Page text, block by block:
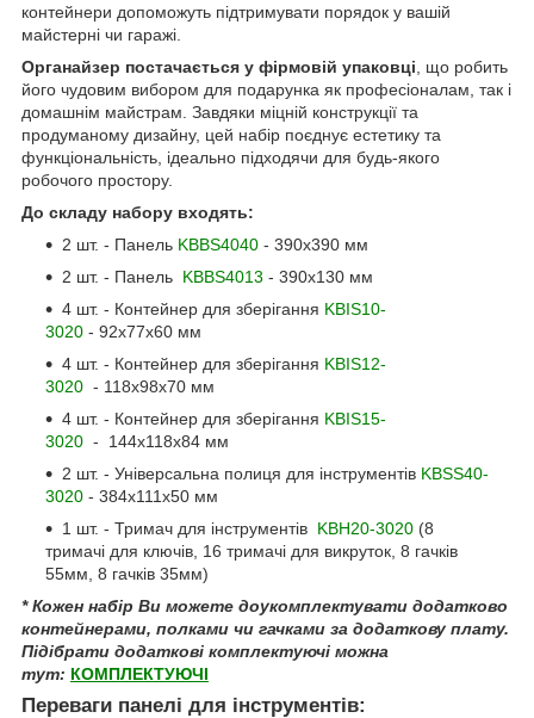
контейнери допоможуть підтримувати порядок у вашій
майстерні чи гаражі.
Органайзер постачається у фірмовій упаковці , що робить
його чудовим вибором для подарунка як професіоналам, так і
домашнім майстрам. Завдяки міцній конструкції та
продуманому дизайну, цей набір поєднує естетику та
функціональність, ідеально підходячи для будь-якого
робочого простору.
До складу набору входять:
2 шт. - Панель KBBS4040 - 390x390 мм
2 шт. - Панель KBBS4013 - 390x130 мм
4 шт. - Контейнер для зберігання KBIS10-
3020 - 92х77х60 мм
4 шт. - Контейнер для зберігання KBIS12-
3020 - 118х98х70 мм
4 шт. - Контейнер для зберігання KBIS15-
3020 - 144х118х84 мм
2 шт. - Універсальна полиця для інструментів KBSS40-
3020 - 384x111х50 мм
1 шт. - Тримач для інструментів KBH20-3020 (8
тримачі для ключів, 16 тримачі для викруток, 8 гачків
55мм, 8 гачків 35мм)
* Кожен набір Ви можете доукомплектувати додатково
контейнерами, полками чи гачками за додаткову плату.
Підібрати додаткові комплектуючі можна
тут: КОМПЛЕКТУЮЧІ
Переваги панелі для інструментів: